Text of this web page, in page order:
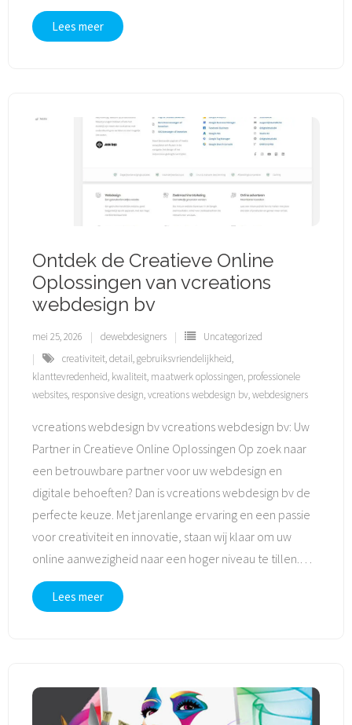
Lees meer
Ontdek de Creatieve Online
Oplossingen van vcreations
webdesign bv
mei 25, 2026 dewebdesigners
Uncategorized
creativiteit,detail,gebruiksvriendelijkheid,
klanttevredenheid, kwaliteit, maatwerk oplossingen, professionele
websites, responsive design,vcreations webdesign bv,webdesigners
vcreations webdesign bv vcreations webdesign bv: Uw
Partner in Creatieve Online Oplossingen Op zoek naar
een betrouwbare partner voor uw webdesign en
digitale behoeften? Dan is vcreations webdesign bv de
perfecte keuze. Met jarenlange ervaring en een passie
voor creativiteit en innovatie, staan wij klaar om uw
online aanwezigheid naar een hoger niveau te tillen.…
Lees meer